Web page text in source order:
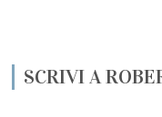
SCRIVI A